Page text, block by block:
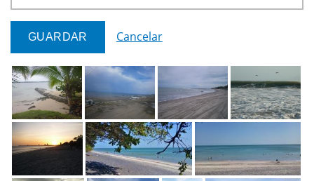
Cancelar